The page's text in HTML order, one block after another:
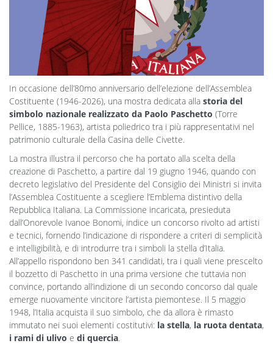
In occasione dell’80mo anniversario dell’elezione dell’Assemblea
Costituente (1946-2026), una mostra dedicata alla storia del
simbolo nazionale realizzato da Paolo Paschetto (Torre
Pellice, 1885-1963), artista poliedrico tra i più rappresentativi nel
patrimonio culturale della Casina delle Civette.
La mostra illustra il percorso che ha portato alla scelta della
creazione di Paschetto, a partire dal 19 giugno 1946, quando con
decreto legislativo del Presidente del Consiglio dei Ministri si invita
l’Assemblea Costituente a scegliere l’Emblema distintivo della
Repubblica Italiana. La Commissione incaricata, presieduta
dall’Onorevole Ivanoe Bonomi, indice un concorso rivolto ad artisti
e tecnici, fornendo l’indicazione di rispondere a criteri di semplicità
e intelligibilità, e di introdurre tra i simboli la stella d’Italia.
All’appello rispondono ben 341 candidati, tra i quali viene prescelto
il bozzetto di Paschetto in una prima versione che tuttavia non
convince, portando all’indizione di un secondo concorso dal quale
emerge nuovamente vincitore l’artista piemontese. Il 5 maggio
1948, l’Italia acquista il suo simbolo, che da allora è rimasto
immutato nei suoi elementi costitutivi: la stella, la ruota dentata,
i rami di ulivo e di quercia.